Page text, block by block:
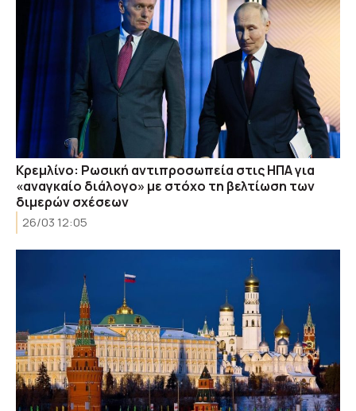
Κρεμλίνο: Ρωσική αντιπροσωπεία στις ΗΠΑ για
«αναγκαίο διάλογο» με στόχο τη βελτίωση των
διμερών σχέσεων
26/03 12:05